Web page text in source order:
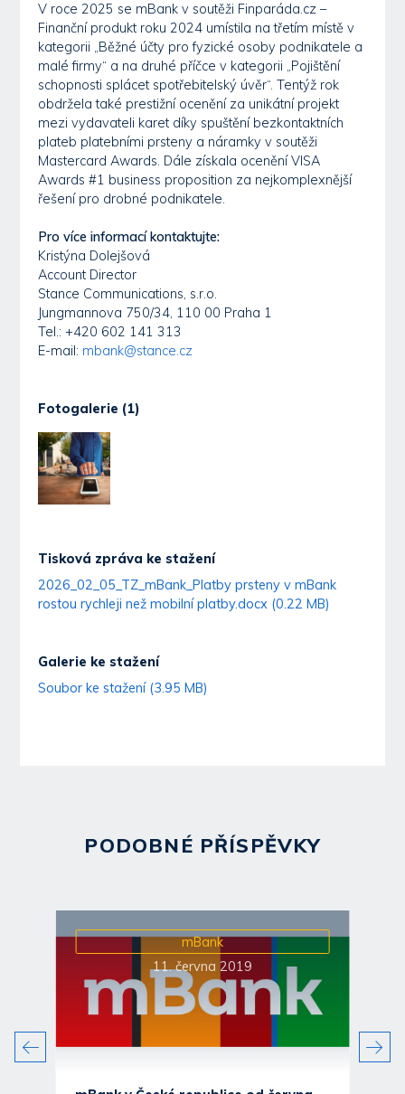
V roce 2025 se mBank v soutěži Finparáda.cz –
Finanční produkt roku 2024 umístila na třetím místě v
kategorii „Běžné účty pro fyzické osoby podnikatele a
malé firmy“ a na druhé příčce v kategorii „Pojištění
schopnosti splácet spotřebitelský úvěr“. Tentýž rok
obdržela také prestižní ocenění za unikátní projekt
mezi vydavateli karet díky spuštění bezkontaktních
plateb platebními prsteny a náramky v soutěži
Mastercard Awards. Dále získala ocenění VISA
Awards #1 business proposition za nejkomplexnější
řešení pro drobné podnikatele.
Pro více informací kontaktujte:
Kristýna Dolejšová
Account Director
Stance Communications, s.r.o.
Jungmannova 750/34, 110 00 Praha 1
Tel.: +420 602 141 313
E-mail: mbank@stance.cz
Fotogalerie (1)
Tisková zpráva ke stažení
2026_02_05_TZ_mBank_Platby prsteny v mBank
rostou rychleji než mobilní platby.docx (0.22 MB)
Galerie ke stažení
Soubor ke stažení (3.95 MB)
PODOBNÉ PŘÍSPĚVKY
mBank
11. června 2019